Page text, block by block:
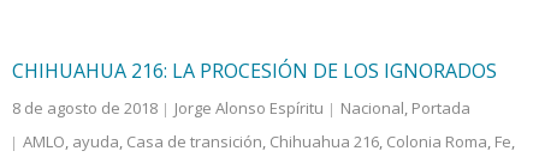
Nacional
CHIHUAHUA 216: LA PROCESIÓN DE LOS IGNORADOS
8 de agosto de 2018 Jorge Alonso Espíritu Nacional, Portada
AMLO, ayuda, Casa de transición, Chihuahua 216, Colonia Roma, Fe,